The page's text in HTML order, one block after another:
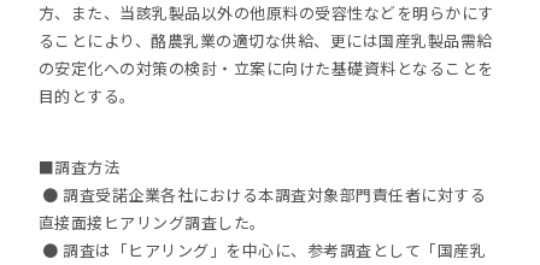
方、また、当該乳製品以外の他原料の受容性などを明らかにす
ることにより、酪農乳業の適切な供給、更には国産乳製品需給
の安定化への対策の検討・立案に向けた基礎資料となることを
目的とする。
■調査方法
● 調査受諾企業各社における本調査対象部門責任者に対する
直接面接ヒアリング調査した。
● 調査は「ヒアリング」を中心に、参考調査として「国産乳